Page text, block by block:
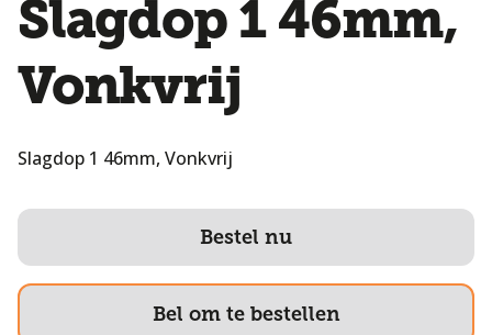
Slagdop 1 46mm,
Vonkvrij
Slagdop 1 46mm, Vonkvrij
Bestel nu
Bel om te bestellen